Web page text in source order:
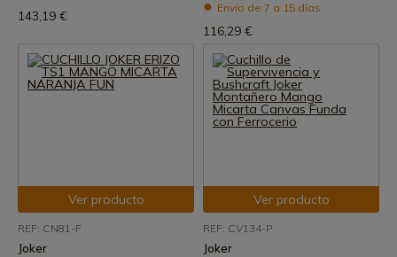
143,19 €
Envío de 7 a 15 días
116,29 €
Ver producto
REF: CN81-F
Joker
Ver producto
REF: CV134-P
Joker